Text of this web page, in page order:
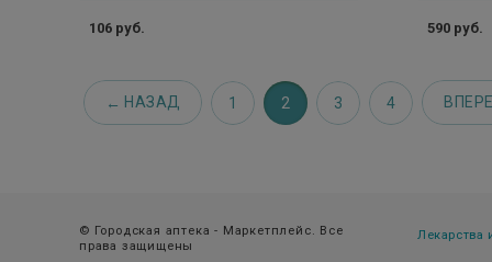
106 руб. 590 руб.
НАЗАД 1 2 3 4
© Городская аптека - Маркетплейс. Все
права защищены